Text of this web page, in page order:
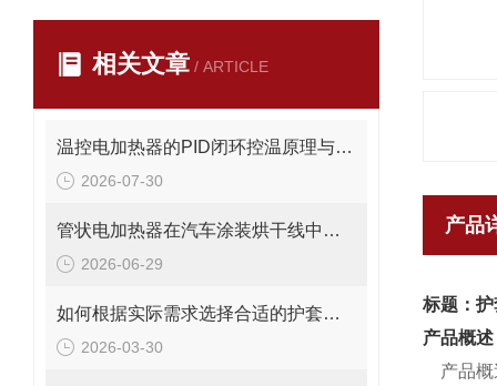
相关文章 / ARTICLE
温控电加热器的PID闭环控温原理与结构设计详解
2026-07-30
管状电加热器在汽车涂装烘干线中的应用与能耗优化
2026-06-29
如何根据实际需求选择合适的护套式电加热器
2026-03-30
产品
标题：
产品概述
产品概